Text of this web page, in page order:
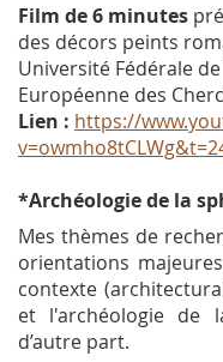
Film de 6 minutes
des décors peints
Université Fédérale
Européenne des
Lien : https://
*Archéologie de la
Mes thèmes de
orientations
contexte
et l'archéologie de
d’autre part.